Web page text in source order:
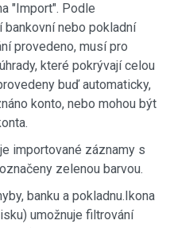
"Import". Podle
nebo pokladní
provedeno, musí pro
které pokrývají celou
buď automaticky,
konto, nebo mohou být
importované záznamy s
zelenou barvou.
banku a pokladnu.Ikona
umožnuje filtrování